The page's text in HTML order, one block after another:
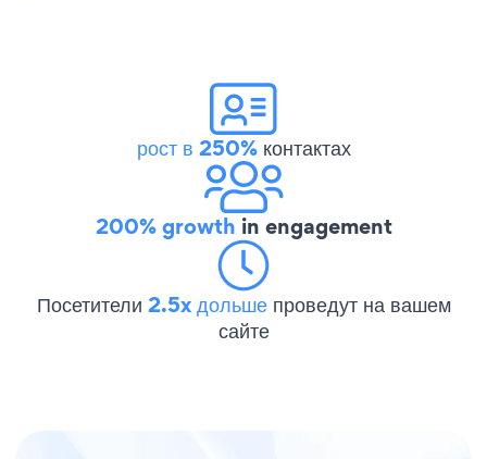
рост в 250%контактах
200% growth in engagement
Посетители 2.5x дольше проведут на вашем
сайте